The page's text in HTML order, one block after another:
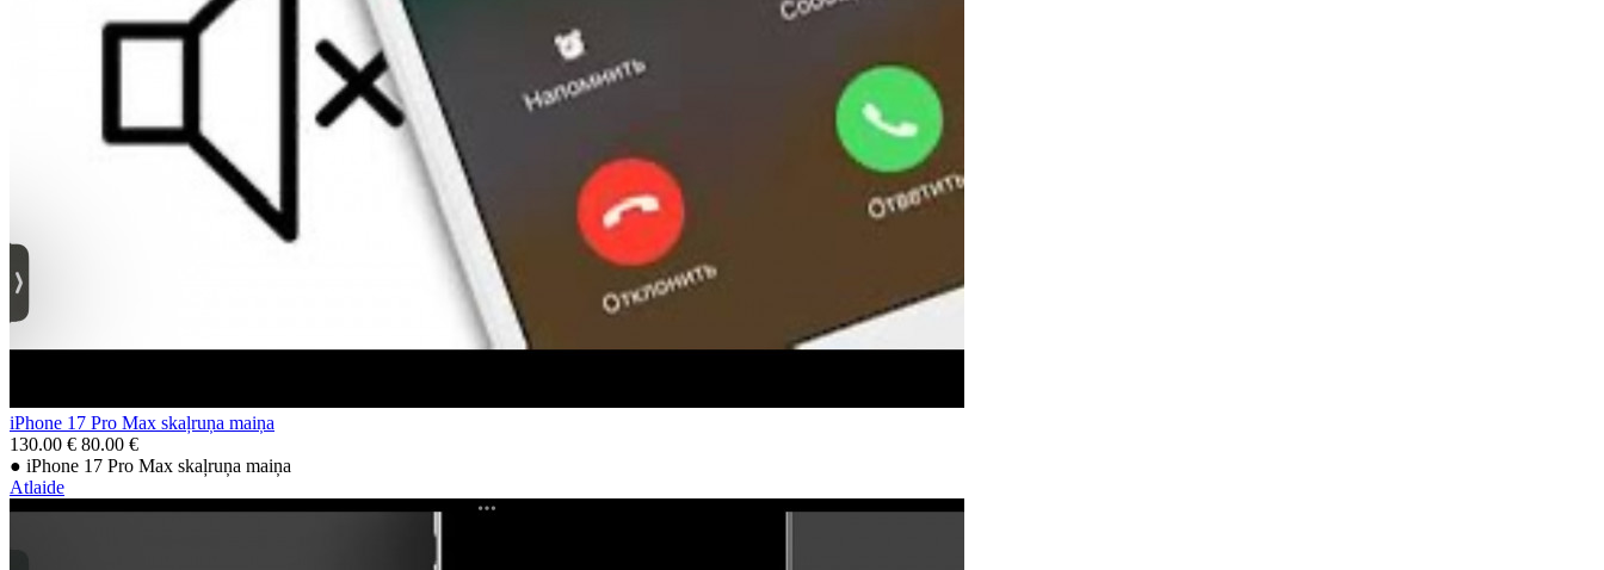
iPhone 17 Pro Max skaļruņa maiņa
130.00 € 80.00 €
● iPhone 17 Pro Max skaļruņa maiņa
Atlaide